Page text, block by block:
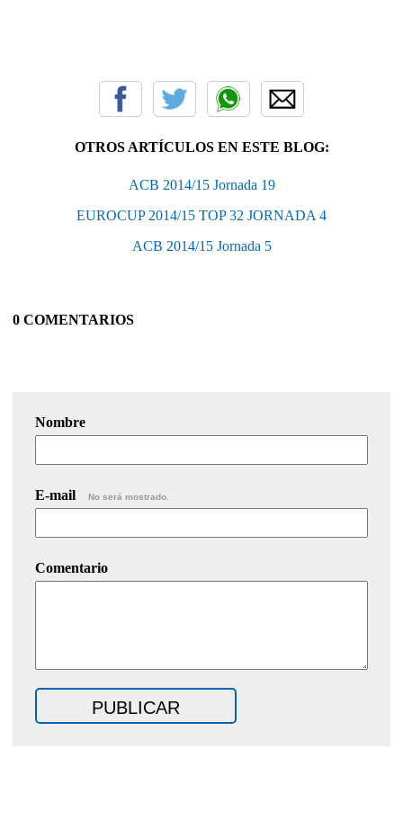
OTROS ARTÍCULOS EN ESTE BLOG:
ACB 2014/15 Jornada 19
EUROCUP 2014/15 TOP 32 JORNADA 4
ACB 2014/15 Jornada 5
0 COMENTARIOS
Nombre
E-mail No será mostrado.
Comentario